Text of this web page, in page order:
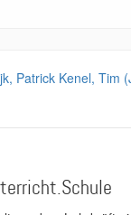
Patrick Kenel, Tim